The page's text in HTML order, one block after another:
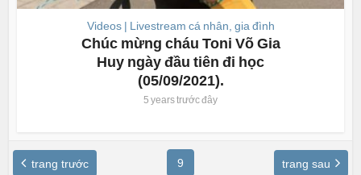
Videos | Livestream cá nhân, gia đình
Chúc mừng cháu Toni Võ Gia
Huy ngày đầu tiên đi học
(05/09/2021).
5 years trước đây
trang trước 9 trang sau